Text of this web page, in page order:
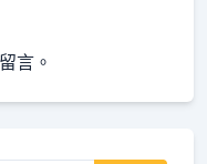
言。